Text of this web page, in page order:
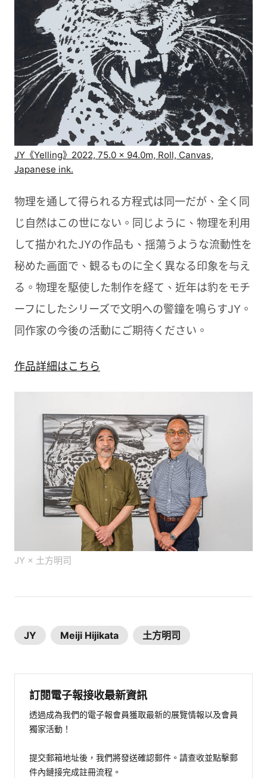
JY《Yelling》2022, 75.0 × 94.0m, Roll, Canvas,
Japanese ink.
物理を通して得られる方程式は同一だが、全く同
じ自然はこの世にない。同じように、物理を利用
して描かれたJYの作品も、揺蕩うような流動性を
秘めた画面で、観るものに全く異なる印象を与え
る。物理を駆使した制作を経て、近年は豹をモチ
ーフにしたシリーズで文明への警鐘を鳴らすJY。
同作家の今後の活動にご期待ください。
作品詳細はこちら
JY × 土方明司
JY Meiji Hijikata 土方明司
訂閱電子報接收最新資訊
透過成為我們的電子報會員獲取最新的展覽情報以及會員
獨家活動！
提交郵箱地址後，我們將發送確認郵件。請查收並點擊郵
件內鏈接完成註冊流程。